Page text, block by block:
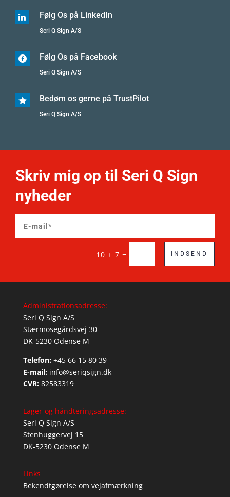
 Følg Os på LinkedIn
Seri Q Sign A/S
 Følg Os på Facebook
Seri Q Sign A/S
 Bedøm os gerne på TrustPilot
Seri Q Sign A/S
Skriv mig op til Seri Q Sign
nyheder
10 + 7 = INDSEND
Administrationsadresse:
Seri Q Sign A/S
Stærmosegårdsvej 30
DK-5230 Odense M
Telefon: +45 66 15 80 39
E-mail: info@seriqsign.dk
CVR: 82583319
Lager-og håndteringsadresse:
Seri Q Sign A/S
Stenhuggervej 15
DK-5230 Odense M
Links
Bekendtgørelse om vejafmærkning